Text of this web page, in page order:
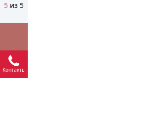
5 из 5
Контакты